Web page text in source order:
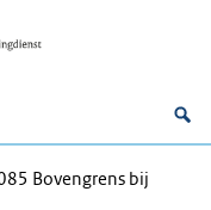
Bovengrens bij